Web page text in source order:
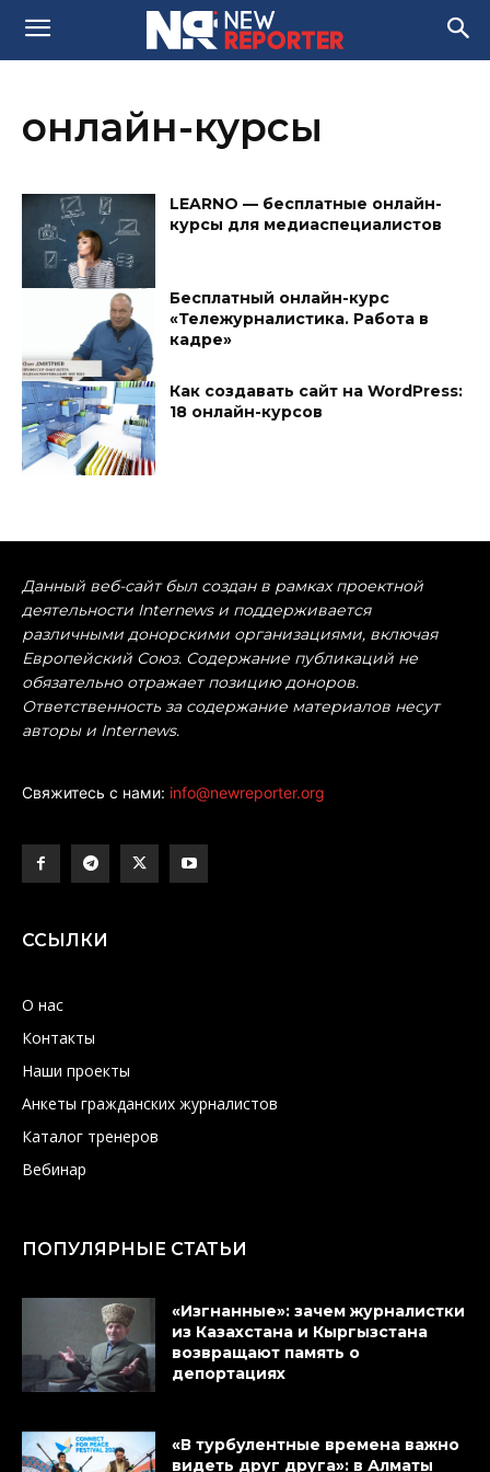
онлайн-курсы
LEARNO — бесплатные онлайн-
курсы для медиаспециалистов
Бесплатный онлайн-курс
«Тележурналистика. Работа в
кадре»
Как создавать сайт на WordPress:
18 онлайн-курсов
Данный веб-сайт был создан в рамках проектной
деятельности Internews и поддерживается
различными донорскими организациями, включая
Европейский Союз. Содержание публикаций не
обязательно отражает позицию доноров.
Ответственность за содержание материалов несут
авторы и Internews.
Свяжитесь с нами: info@newreporter.org
ССЫЛКИ
О нас
Контакты
Наши проекты
Анкеты гражданских журналистов
Каталог тренеров
Вебинар
ПОПУЛЯРНЫЕ СТАТЬИ
«Изгнанные»: зачем журналистки
из Казахстана и Кыргызстана
возвращают память о
депортациях
«В турбулентные времена важно
видеть друг друга»: в Алматы